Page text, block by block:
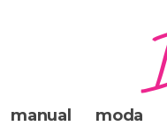
manual moda